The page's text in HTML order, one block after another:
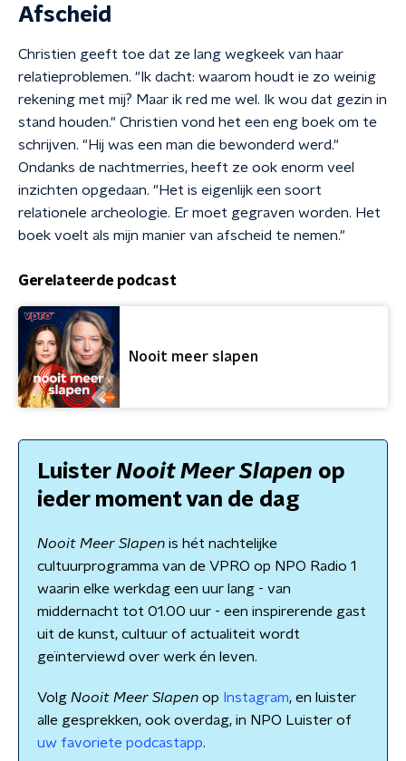
Afscheid
Christien geeft toe dat ze lang wegkeek van haar
relatieproblemen. "Ik dacht: waarom houdt ie zo weinig
rekening met mij? Maar ik red me wel. Ik wou dat gezin in
stand houden." Christien vond het een eng boek om te
schrijven. "Hij was een man die bewonderd werd."
Ondanks de nachtmerries, heeft ze ook enorm veel
inzichten opgedaan. "Het is eigenlijk een soort
relationele archeologie. Er moet gegraven worden. Het
boek voelt als mijn manier van afscheid te nemen."
Gerelateerde podcast
Nooit meer slapen
Luister Nooit Meer Slapen op
ieder moment van de dag
Nooit Meer Slapen is hét nachtelijke
cultuurprogramma van de VPRO op NPO Radio 1
waarin elke werkdag een uur lang - van
middernacht tot 01.00 uur - een inspirerende gast
uit de kunst, cultuur of actualiteit wordt
geïnterviewd over werk én leven.
Volg Nooit Meer Slapen op Instagram, en luister
alle gesprekken, ook overdag, in NPO Luister of
uw favoriete podcastapp.